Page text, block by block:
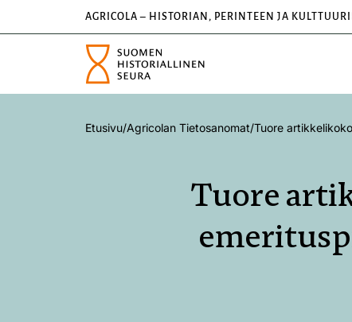
AGRICOLA – HISTORIAN, PERINTEEN JA
Etusivu/Agricolan Tietosanomat/Tuore
Tuore